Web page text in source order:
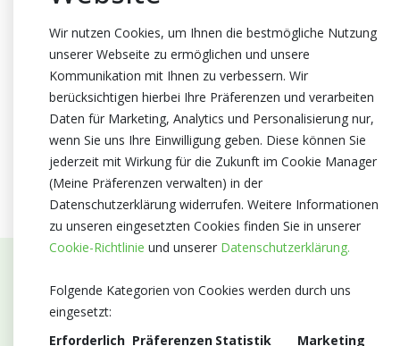
Abonnieren Sie unseren Newsletter
Bleiben Sie auf dem Laufenden mit Neuigkeiten und
Entwicklungen von Blumengroßhandel Heyl
Wir nutzen Cookies, um Ihnen die bestmögliche Nutzung
unserer Webseite zu ermöglichen und unsere
Kommunikation mit Ihnen zu verbessern. Wir
berücksichtigen hierbei Ihre Präferenzen und verarbeiten
Daten für Marketing, Analytics und Personalisierung nur,
wenn Sie uns Ihre Einwilligung geben. Diese können Sie
jederzeit mit Wirkung für die Zukunft im Cookie Manager
(Meine Präferenzen verwalten) in der
Datenschutzerklärung widerrufen. Weitere Informationen
zu unseren eingesetzten Cookies finden Sie in unserer
Cookie-Richtlinie und unserer Datenschutzerklärung.
Folgende Kategorien von Cookies werden durch uns
eingesetzt:
Erforderlich Präferenzen Statistik Marketing